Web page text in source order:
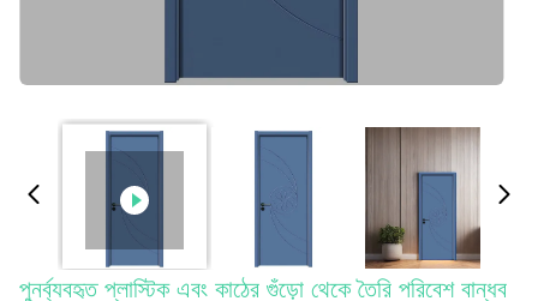
পুনর্ব্যবহৃত প্লাস্টিক এবং কাঠের গুঁড়ো থেকে তৈরি পরিবেশ বান্ধব